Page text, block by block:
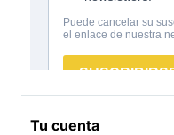
Tu cuenta